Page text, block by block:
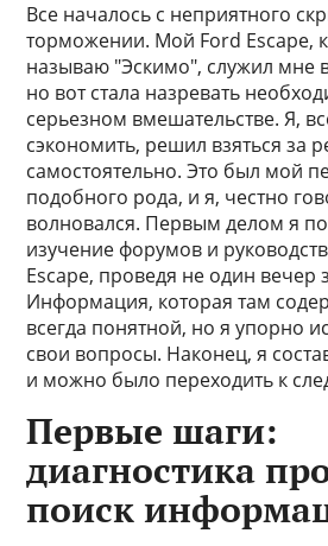
Все началось с неприятного
торможении. Мой Ford Escape,
называю "Эскимо", служил мне
но вот стала назревать
серьезном вмешательстве. Я,
сэкономить, решил взяться за
самостоятельно. Это был мой
подобного рода, и я, честно
волновался. Первым делом я
изучение форумов и
Escape, проведя не один
Информация, которая там
всегда понятной, но я упорно
свои вопросы. Наконец, я
и можно было переходить к
Первые шаги:
диагностика
поиск